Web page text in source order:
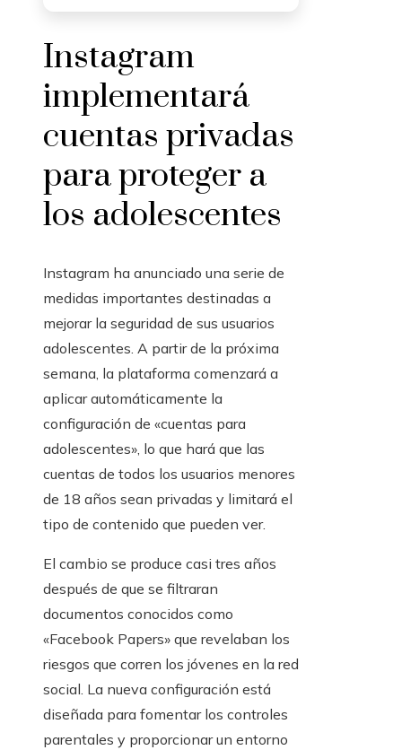
Instagram
implementará
cuentas privadas
para proteger a
los adolescentes
Instagram ha anunciado una serie de
medidas importantes destinadas a
mejorar la seguridad de sus usuarios
adolescentes. A partir de la próxima
semana, la plataforma comenzará a
aplicar automáticamente la
configuración de «cuentas para
adolescentes», lo que hará que las
cuentas de todos los usuarios menores
de 18 años sean privadas y limitará el
tipo de contenido que pueden ver.
El cambio se produce casi tres años
después de que se filtraran
documentos conocidos como
«Facebook Papers» que revelaban los
riesgos que corren los jóvenes en la red
social. La nueva configuración está
diseñada para fomentar los controles
parentales y proporcionar un entorno